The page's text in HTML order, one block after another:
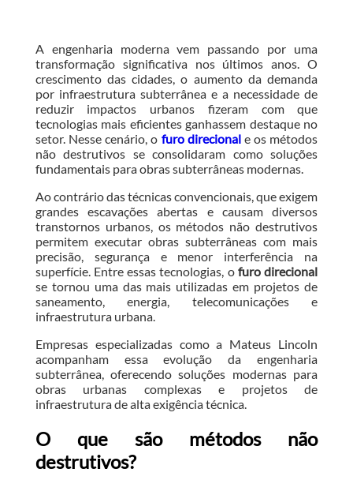
A engenharia moderna vem passando por uma
transformação significativa nos últimos anos. O
crescimento das cidades, o aumento da demanda
por infraestrutura subterrânea e a necessidade de
reduzir impactos urbanos fizeram com que
tecnologias mais eficientes ganhassem destaque no
setor. Nesse cenário, o furo direcionale os métodos
não destrutivos se consolidaram como soluções
fundamentais para obras subterrâneas modernas.
Ao contrário das técnicas convencionais, que exigem
grandes escavações abertas e causam diversos
transtornos urbanos, os métodos não destrutivos
permitem executar obras subterrâneas com mais
precisão, segurança e menor interferência na
superfície. Entre essas tecnologias, o furo direcional
se tornou uma das mais utilizadas em projetos de
saneamento, energia, telecomunicações e
infraestrutura urbana.
Empresas especializadas como a Mateus Lincoln
acompanham essa evolução da engenharia
subterrânea, oferecendo soluções modernas para
obras urbanas complexas e projetos de
infraestrutura de alta exigência técnica.
O que são métodos não
destrutivos?